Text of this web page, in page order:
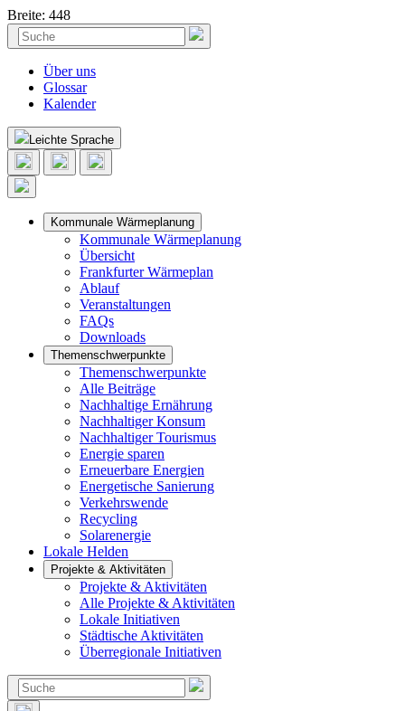
Breite: 448
Skip
to
content
Suchen
nach:
Über uns
Glossar
Kalender
Leichte Sprache
Kommunale Wärmeplanung
Kommunale Wärmeplanung
Übersicht
Frankfurter Wärmeplan
Ablauf
Veranstaltungen
FAQs
Downloads
Themenschwerpunkte
Themenschwerpunkte
Alle Beiträge
Nachhaltige Ernährung
Nachhaltiger Konsum
Nachhaltiger Tourismus
Energie sparen
Erneuerbare Energien
Energetische Sanierung
Verkehrswende
Recycling
Solarenergie
Lokale Helden
Projekte & Aktivitäten
Projekte & Aktivitäten
Alle Projekte & Aktivitäten
Lokale Initiativen
Städtische Aktivitäten
Überregionale Initiativen
Suchen
nach: